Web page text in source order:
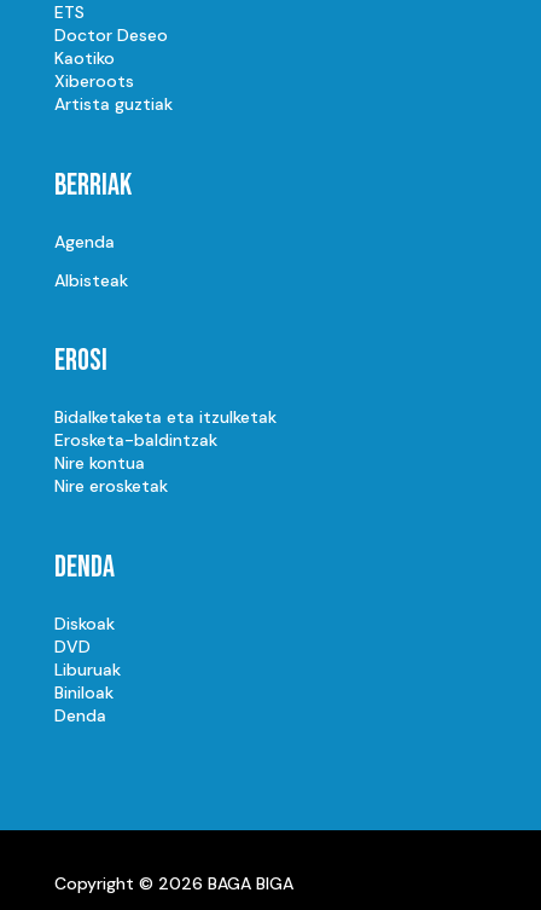
ETS
Doctor Deseo
Kaotiko
Xiberoots
Artista guztiak
Berriak
Agenda
Albisteak
Erosi
Bidalketaketa eta itzulketak
Erosketa-baldintzak
Nire kontua
Nire erosketak
Denda
Diskoak
DVD
Liburuak
Biniloak
Denda
Copyright © 2026 BAGA BIGA